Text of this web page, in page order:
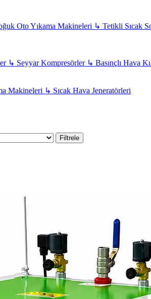
Oto Yıkama Makineleri ↳ Tetikli Sıcak
↳ Seyyar Kompresörler ↳ Basınçlı Hava
Makineleri ↳ Sıcak Hava Jeneratörleri
Filtrele